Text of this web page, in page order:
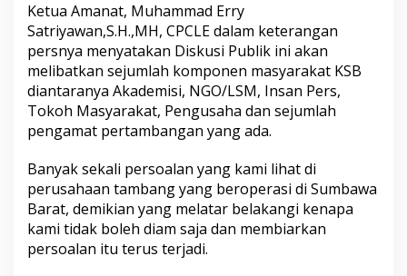
Ketua Amanat, Muhammad Erry
Satriyawan,S.H.,MH, CPCLE dalam keterangan
persnya menyatakan Diskusi Publik ini akan
melibatkan sejumlah komponen masyarakat KSB
diantaranya Akademisi, NGO/LSM, Insan Pers,
Tokoh Masyarakat, Pengusaha dan sejumlah
pengamat pertambangan yang ada.
Banyak sekali persoalan yang kami lihat di
perusahaan tambang yang beroperasi di Sumbawa
Barat, demikian yang melatar belakangi kenapa
kami tidak boleh diam saja dan membiarkan
persoalan itu terus terjadi.